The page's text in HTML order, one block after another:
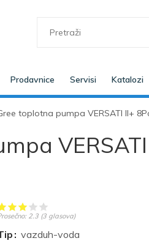
Prodavnice Servisi Katalozi
toplotna pumpa VERSATI II+
2.3 (3glasova)
vazduh-voda